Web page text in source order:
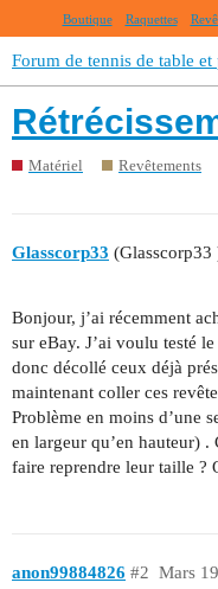
Boutique Raquettes
Forum de tennis de table
Matériel Revêtements
Glasscorp33 (Glasscorp33
Bonjour, j’ai récemment
sur eBay. J’ai voulu testé
donc décollé ceux déjà
maintenant coller ces
Problème en moins d’une
en largeur qu’en hauteur)
faire reprendre leur taille ?
anon99884826 Mars
#2